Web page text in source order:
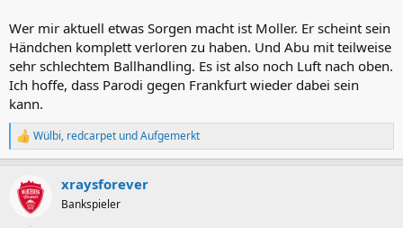
Wer mir aktuell etwas Sorgen macht ist Moller. Er scheint sein
Händchen komplett verloren zu haben. Und Abu mit teilweise
sehr schlechtem Ballhandling. Es ist also noch Luft nach oben.
Ich hoffe, dass Parodi gegen Frankfurt wieder dabei sein
kann.
R
e
k
t
Wülbi, redcarpet undAufgemerkt
xraysforever
Bankspieler